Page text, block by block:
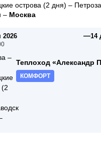
острова (2 дня) –
– Москва
2026 —14
Теплоход «Александр
КОМФОРТ